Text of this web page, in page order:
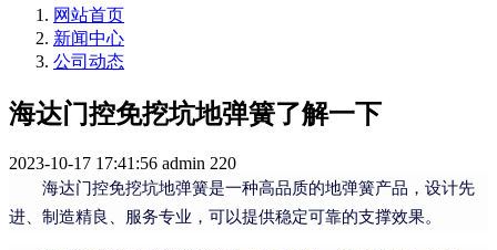
网站首页
新闻中心
公司动态
海达门控免挖坑地弹簧了解一下
2023-10-17 17:41:56 admin 220
海达门控免挖坑地弹簧是一种高品质的地弹簧产品，设计先
进、制造精良、服务专业，可以提供稳定可靠的支撑效果。